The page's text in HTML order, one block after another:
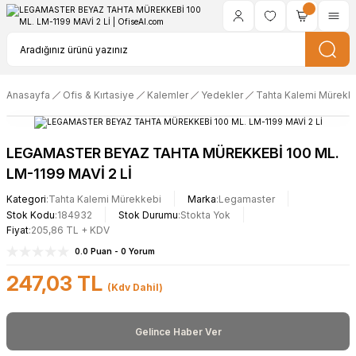
Anasayfa Ofis & Kırtasiye Kalemler Yedekler Tahta Kalemi
LEGAMASTER BEYAZ TAHTA MÜREKKEBİ 100 ML.
LM-1199 MAVİ 2 Lİ
Kategori Tahta Kalemi Mürekkebi Marka Legamaster
Stok Kodu 184932 Stok Durumu Stokta Yok
Fiyat 205,86 TL + KDV
0.0 Puan - 0 Yorum
247,03 TL (Kdv Dahil)
Gelince Haber Ver